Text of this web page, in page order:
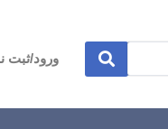
ورود/ثبت